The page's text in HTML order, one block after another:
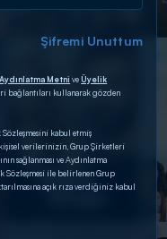
Şifremi Unuttum
Aydınlatma Metni veÜyelik
bağlantıları kullanarak gözden
Sözleşmesini kabul etmiş
kişisel verilerinizin, Grup Şirketleri
sağlanması ve Aydınlatma
Sözleşmesi ile belirlenen Grup
açık rıza verdiğiniz kabul